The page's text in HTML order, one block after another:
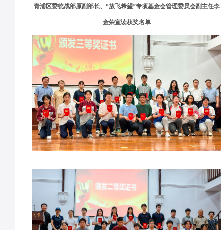
青浦区委统战部原副部长、“放飞希望”专项基金会管理委员会副主任李
金荣宣读获奖名单